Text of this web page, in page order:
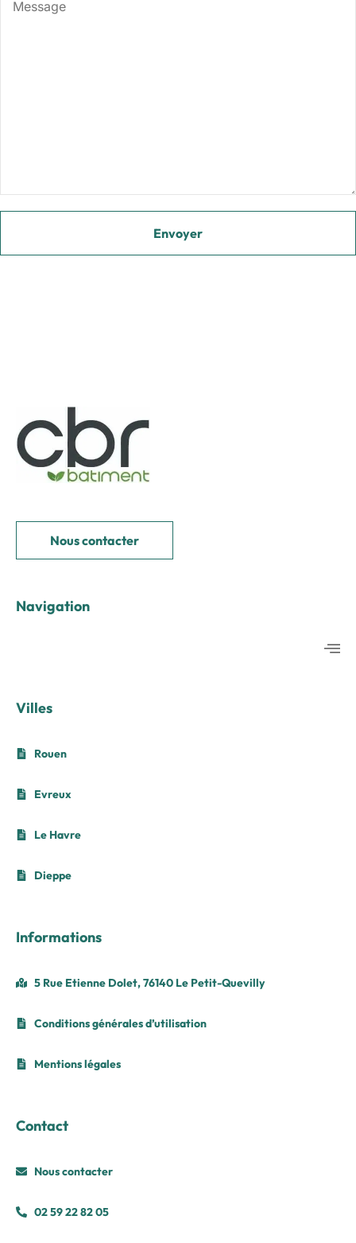
Nous contacter
Navigation
Villes
Rouen
Evreux
Le Havre
Dieppe
Informations
5 Rue Etienne Dolet, 76140 Le Petit-Quevilly
Conditions générales d’utilisation
Mentions légales
Contact
Nous contacter
02 59 22 82 05